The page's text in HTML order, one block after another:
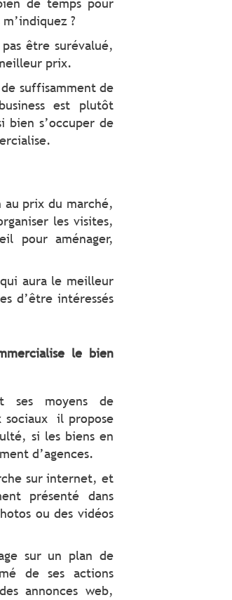
de temps pour
?
être surévalué,
prix.
suffisamment de
est plutôt
bien s’occuper de
au prix du marché,
les visites,
pour aménager,
aura le meilleur
d’être intéressés
le bien
ses moyens de
sociaux il propose
si les biens en
d’agences.
sur internet, et
présenté dans
ou des vidéos
sur un plan de
de ses actions
annonces web,